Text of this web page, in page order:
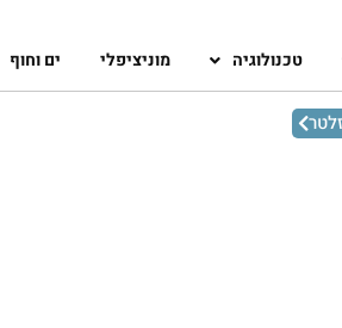
טכנולוגיה מוניציפלי ים וחוף